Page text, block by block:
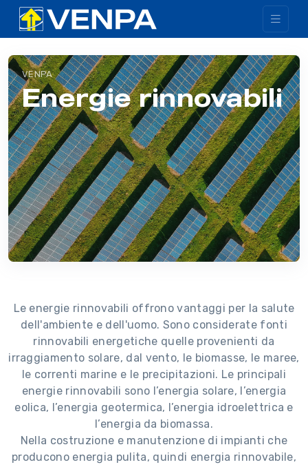
VENPA
Energie rinnovabili
Le energie rinnovabili offrono vantaggi per la salute
dell'ambiente e dell'uomo. Sono considerate fonti
rinnovabili energetiche quelle provenienti da
irraggiamento solare, dal vento, le biomasse, le maree,
le correnti marine e le precipitazioni. Le principali
energie rinnovabili sono l’energia solare, l’energia
eolica, l’energia geotermica, l’energia idroelettrica e
l’energia da biomassa.
Nella costruzione e manutenzione di impianti che
producono energia pulita, quindi energia rinnovabile,